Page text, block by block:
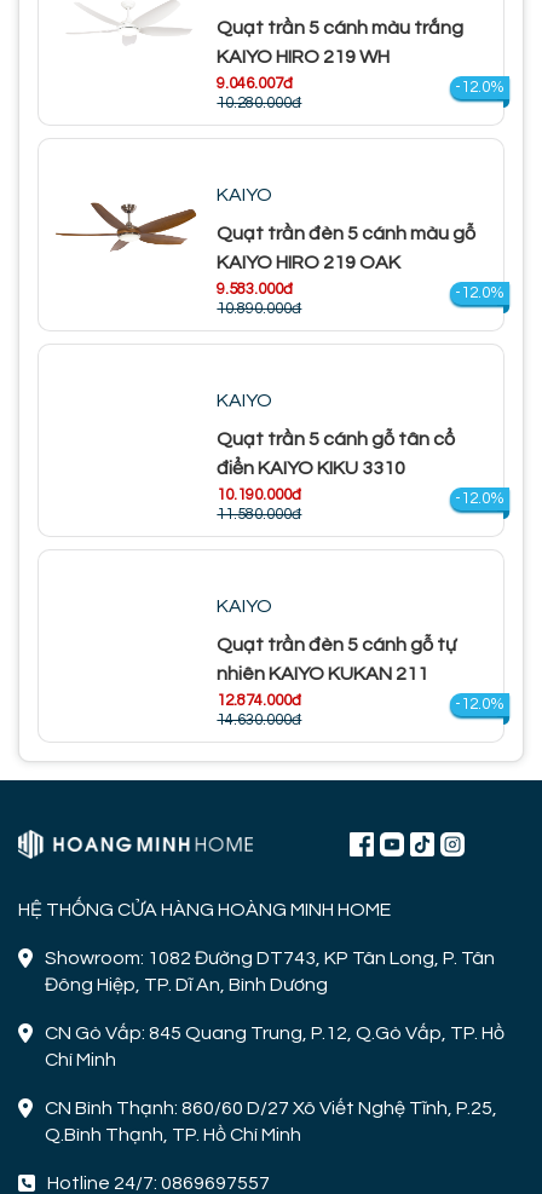
Quạt trần 5 cánh màu trắng
KAIYO HIRO 219 WH
9.046.007đ
10.280.000đ
-12.0%
KAIYO
Quạt trần đèn 5 cánh màu gỗ
KAIYO HIRO 219 OAK
9.583.000đ
10.890.000đ
-12.0%
KAIYO
Quạt trần 5 cánh gỗ tân cổ
điển KAIYO KIKU 3310
10.190.000đ
11.580.000đ
-12.0%
KAIYO
Quạt trần đèn 5 cánh gỗ tự
nhiên KAIYO KUKAN 211
12.874.000đ
14.630.000đ
-12.0%
HỆ THỐNG CỬA HÀNG HOÀNG MINH HOME
Showroom: 1082 Đường DT743, KP Tân Long, P. Tân
Đông Hiệp, TP. Dĩ An, Bình Dương
CN Gò Vấp: 845 Quang Trung, P.12, Q.Gò Vấp, TP. Hồ
Chí Minh
CN Bình Thạnh: 860/60 D/27 Xô Viết Nghệ Tĩnh, P.25,
Q.Bình Thạnh, TP. Hồ Chí Minh
Hotline 24/7: 0869697557